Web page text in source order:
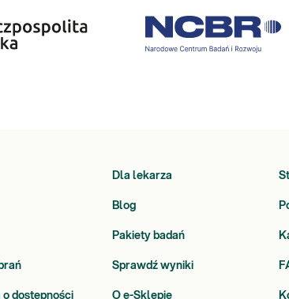
Dla lekarza
Blog
Pakiety badań
Sprawdź wyniki
o dostępności O e-Sklepie